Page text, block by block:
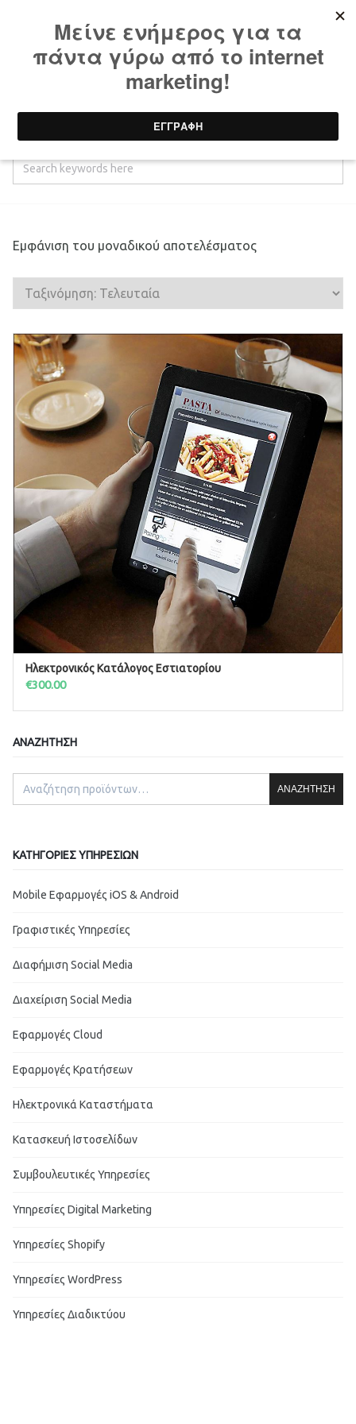
προϊόντα με ετικέτα “ψηφιακος καταλογος”
Εμφάνιση του μοναδικού αποτελέσματος
ΠΡΟΣΘΉΚΗ ΣΤΟ ΚΑΛΆΘΙ
Ηλεκτρονικός Κατάλογος Εστιατορίου
€300.00
ΑΝΑΖΉΤΗΣΗ
ΑΝΑΖΉΤΗΣΗ
ΚΑΤΗΓΟΡΊΕΣ ΥΠΗΡΕΣΙΏΝ
Mobile Εφαρμογές iOS & Android
Γραφιστικές Υπηρεσίες
Διαφήμιση Social Media
Διαχείριση Social Media
Εφαρμογές Cloud
Εφαρμογές Κρατήσεων
Ηλεκτρονικά Καταστήματα
Κατασκευή Ιστοσελίδων
Συμβουλευτικές Υπηρεσίες
Υπηρεσίες Digital Marketing
Υπηρεσίες Shopify
Υπηρεσίες WordPress
Υπηρεσίες Διαδικτύου